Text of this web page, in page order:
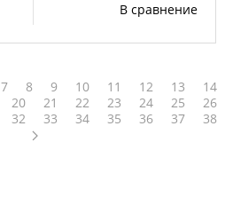
В сравнение
7 8 9 10 11 12 13
14
20 21 22 23 24 25
26
32 33 34 35 36 37 38